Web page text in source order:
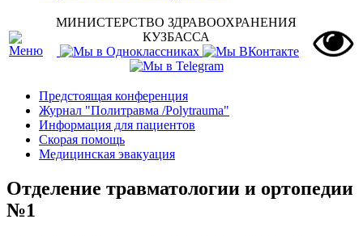
МИНИСТЕРСТВО ЗДРАВООХРАНЕНИЯ
КУЗБАССА
Предстоящая конференция
Журнал "Политравма /Polytrauma"
Информация для пациентов
Скорая помощь
Медицинская эвакуация
Отделение травматологии и ортопедии
№1